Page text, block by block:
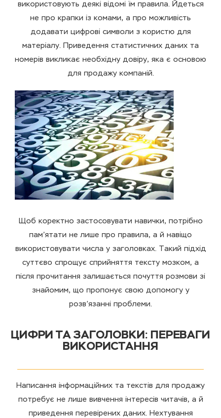
використовують деякі відомі їм правила. Йдеться
не про крапки із комами, а про можливість
додавати цифрові символи з користю для
матеріалу. Приведення статистичних даних та
номерів викликає необхідну довіру, яка є основою
для продажу компаній.
Щоб коректно застосовувати навички, потрібно
пам’ятати не лише про правила, а й навіщо
використовувати числа у заголовках. Такий підхід
суттєво спрощує сприйняття тексту мозком, а
після прочитання залишається почуття розмови зі
знайомим, що пропонує свою допомогу у
розв’язанні проблеми.
ЦИФРИ ТА ЗАГОЛОВКИ: ПЕРЕВАГИ
ВИКОРИСТАННЯ
Написання інформаційних та текстів для продажу
потребує не лише вивчення інтересів читачів, а й
приведення перевірених даних. Нехтування